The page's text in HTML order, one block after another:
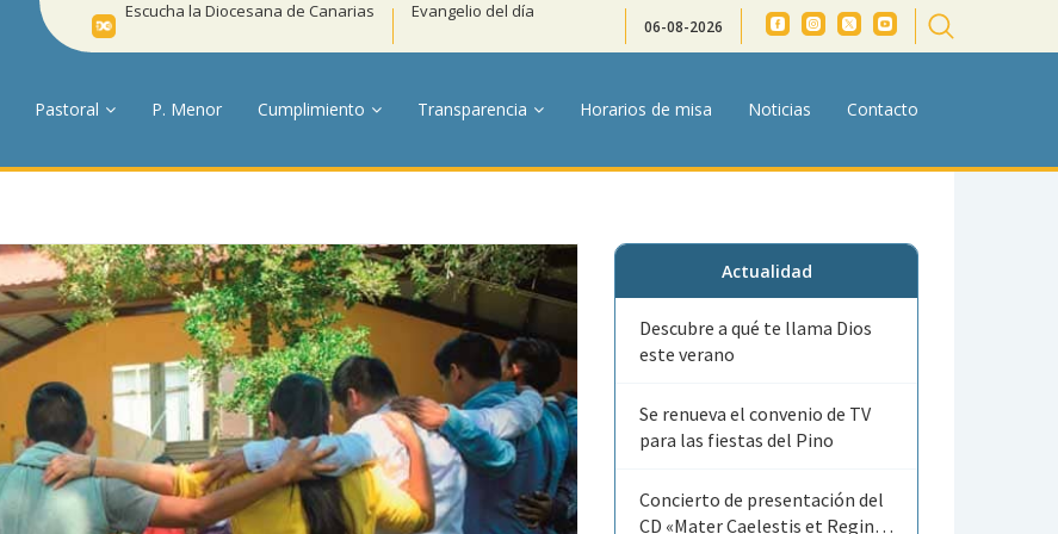
Escucha la Diocesana de Canarias Evangelio del día
06-08-2026
Pastoral P. Menor Cumplimiento Transparencia Horarios de misa Noticias Contacto
Actualidad
Descubre a qué te llama Dios
este verano
Se renueva el convenio de TV
para las fiestas del Pino
Concierto de presentación del
CD «Mater Caelestis et Regina